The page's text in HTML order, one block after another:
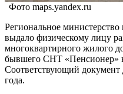
Фото maps.yandex.ru
Региональное
выдало физическому лицу
многоквартирного жилого
бывшего СНТ «Пенсионер»
Соответствующий документ
года.